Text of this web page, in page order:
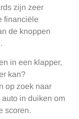
zijn zeer
financiële
de knoppen
in een klapper,
kan?
op zoek naar
in duiken om
scoren.